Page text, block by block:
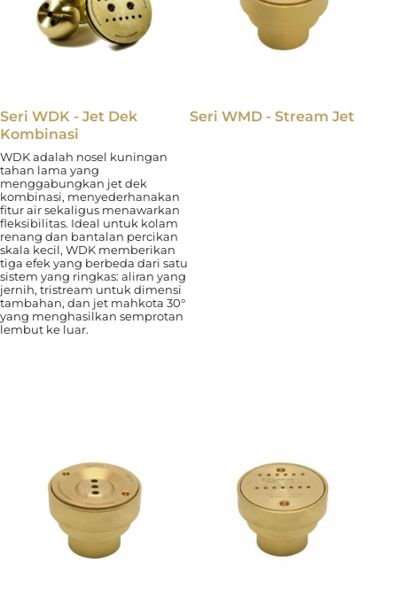
Seri WDK - Jet Dek
Kombinasi
WDK adalah nosel kuningan
tahan lama yang
menggabungkan jet dek
kombinasi, menyederhanakan
fitur air sekaligus menawarkan
fleksibilitas. Ideal untuk kolam
renang dan bantalan percikan
skala kecil, WDK memberikan
tiga efek yang berbeda dari satu
sistem yang ringkas: aliran yang
jernih, tristream untuk dimensi
tambahan, dan jet mahkota 30°
yang menghasilkan semprotan
lembut ke luar.
Seri WMD - Stream Jet